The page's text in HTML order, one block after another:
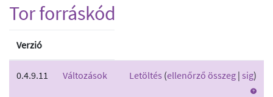
Tor forráskód
Verzió
0.4.9.11 Változások Letöltés (ellenőrző összeg | sig)